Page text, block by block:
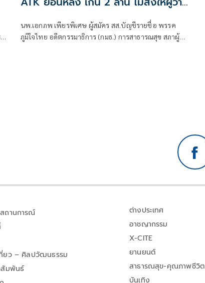
นพ.เอกภพ เพียรพิเศษ ผู้สมัคร สส.บัญชีรายชื่อ พรรค
ภูมิใจไทย อดีตกรรมาธิการ (กมธ.) การสาธารณสุข สภาผู้
ถานการณ์
ยว – ศิลปวัฒนธรรม
สัมพันธ์
ต่างประเทศ
อาชญากรรม
X-CITE
ยานยนต์
สาธารณสุข-คุณภาพชีวิต
บันเทิง